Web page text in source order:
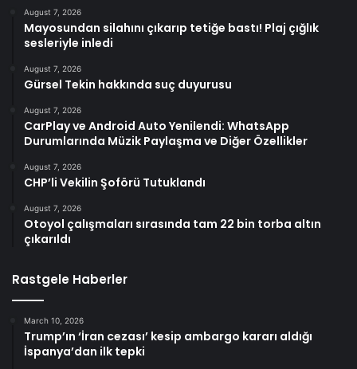
August 7, 2026
Mayosundan silahını çıkarıp tetiğe bastı! Plaj çığlık
sesleriyle inledi
August 7, 2026
Gürsel Tekin hakkında suç duyurusu
August 7, 2026
CarPlay ve Android Auto Yenilendi: WhatsApp
Durumlarında Müzik Paylaşma ve Diğer Özellikler
August 7, 2026
CHP’li Vekilin Şoförü Tutuklandı
August 7, 2026
Otoyol çalışmaları sırasında tam 22 bin torba altın
çıkarıldı
Rastgele Haberler
March 10, 2026
Trump’ın ‘İran cezası’ kesip ambargo kararı aldığı
İspanya’dan ilk tepki